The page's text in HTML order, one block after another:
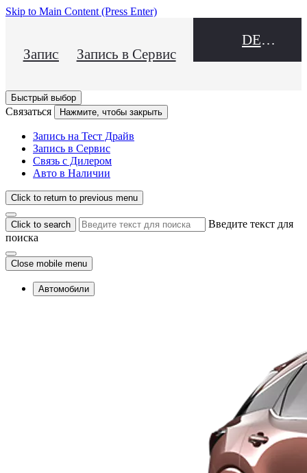
Skip to Main Content (Press Enter)
Запись на Тест Драйв
Запись в Сервис
DEALER NAME
Быстрый выбор
Связаться Нажмите, чтобы закрыть
Запись на Тест Драйв
Запись в Сервис
Связь с Дилером
Авто в Наличии
Click to return to previous menu
Click to search
Введите текст для
поиска
Close mobile menu
Автомобили